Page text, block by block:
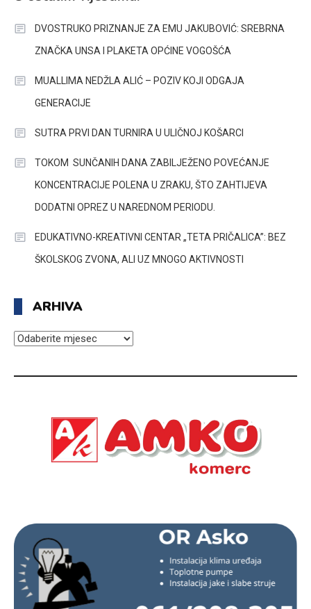
DVOSTRUKO PRIZNANJE ZA EMU JAKUBOVIĆ: SREBRNA
ZNAČKA UNSA I PLAKETA OPĆINE VOGOŠĆA
MUALLIMA NEDŽLA ALIĆ – POZIV KOJI ODGAJA
GENERACIJE
SUTRA PRVI DAN TURNIRA U ULIČNOJ KOŠARCI
TOKOM SUNČANIH DANA ZABILJEŽENO POVEĆANJE
KONCENTRACIJE POLENA U ZRAKU, ŠTO ZAHTIJEVA
DODATNI OPREZ U NAREDNOM PERIODU.
EDUKATIVNO-KREATIVNI CENTAR „TETA PRIČALICA”: BEZ
ŠKOLSKOG ZVONA, ALI UZ MNOGO AKTIVNOSTI
ARHIVA
ARHIVA